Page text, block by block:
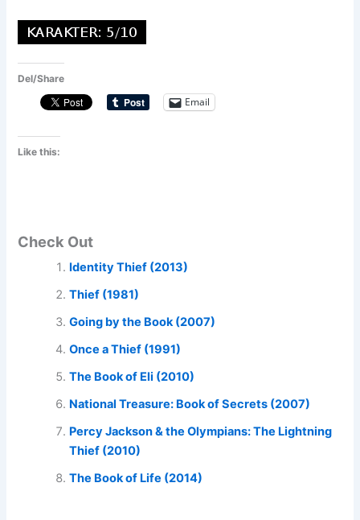
Del/Share
Email
Like this:
Check Out
Identity Thief (2013)
Thief (1981)
Going by the Book (2007)
Once a Thief (1991)
The Book of Eli (2010)
National Treasure: Book of Secrets (2007)
Percy Jackson & the Olympians: The Lightning
Thief (2010)
The Book of Life (2014)